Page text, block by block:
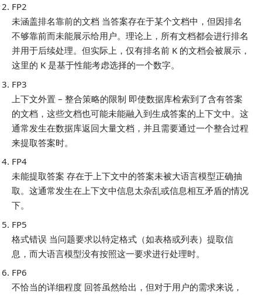
FP2
未涵盖排名靠前的文档 当答案存在于某个文档中，但因排名
不够靠前而未能展示给用户。理论上，所有文档都会进行排名
并用于后续处理。但实际上，仅有排名前 K 的文档会被展示，
这里的 K 是基于性能考虑选择的一个数字。
FP3
上下文外置 – 整合策略的限制 即使数据库检索到了含有答案
的文档，这些文档也可能未能融入到生成答案的上下文中。这
通常发生在数据库返回大量文档，并且需要通过一个整合过程
来提取答案时。
FP4
未能提取答案 存在于上下文中的答案未被大语言模型正确抽
取。这通常发生在上下文中信息太杂乱或信息相互矛盾的情况
下。
FP5
格式错误 当问题要求以特定格式（如表格或列表）提取信
息，而大语言模型没有按照这一要求进行处理时。
FP6
不恰当的详细程度 回答虽然给出，但对于用户的需求来说，